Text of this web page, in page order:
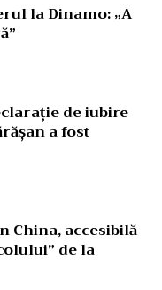
la Dinamo: „A
de iubire
a fost
China, accesibilă
de la